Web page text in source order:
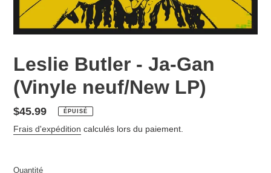
Leslie Butler - Ja-Gan
(Vinyle neuf/New LP)
Prix
normal
$45.99 ÉPUISÉ
Frais d'expédition calculés lors du paiement.
Quantité